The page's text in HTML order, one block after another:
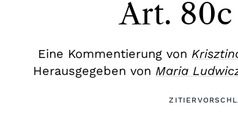
Art. 80c
Eine Kommentierung von
Herausgegeben von Maria